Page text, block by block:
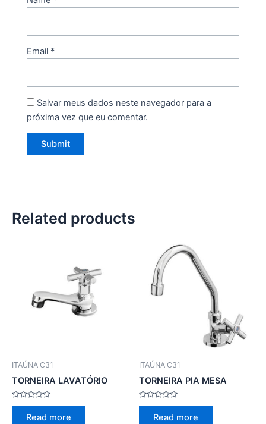
Email *
Salvar meus dados neste navegador para a
próxima vez que eu comentar.
Related products
ITAÚNA C31
TORNEIRA LAVATÓRIO
Rated
Read more
ITAÚNA C31
TORNEIRA PIA MESA
Rated
Read more